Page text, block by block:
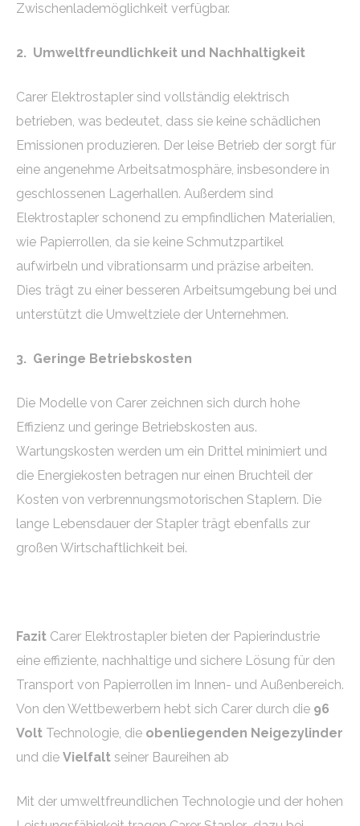
Zwischenlademöglichkeit verfügbar.
2. Umweltfreundlichkeit und Nachhaltigkeit
Carer Elektrostapler sind vollständig elektrisch
betrieben, was bedeutet, dass sie keine schädlichen
Emissionen produzieren. Der leise Betrieb der sorgt für
eine angenehme Arbeitsatmosphäre, insbesondere in
geschlossenen Lagerhallen. Außerdem sind
Elektrostapler schonend zu empfindlichen Materialien,
wie Papierrollen, da sie keine Schmutzpartikel
aufwirbeln und vibrationsarm und präzise arbeiten.
Dies trägt zu einer besseren Arbeitsumgebung bei und
unterstützt die Umweltziele der Unternehmen.
3. Geringe Betriebskosten
Die Modelle von Carer zeichnen sich durch hohe
Effizienz und geringe Betriebskosten aus.
Wartungskosten werden um ein Drittel minimiert und
die Energiekosten betragen nur einen Bruchteil der
Kosten von verbrennungsmotorischen Staplern. Die
lange Lebensdauer der Stapler trägt ebenfalls zur
großen Wirtschaftlichkeit bei.
Fazit Carer Elektrostapler bieten der Papierindustrie
eine effiziente, nachhaltige und sichere Lösung für den
Transport von Papierrollen im Innen- und Außenbereich.
Von den Wettbewerbern hebt sich Carer durch die 96
Volt Technologie, die obenliegenden Neigezylinder
und die Vielfalt seiner Baureihen ab
Mit der umweltfreundlichen Technologie und der hohen